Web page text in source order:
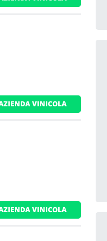
VINICOLA
VINICOLA